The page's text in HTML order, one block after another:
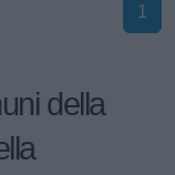
1
della